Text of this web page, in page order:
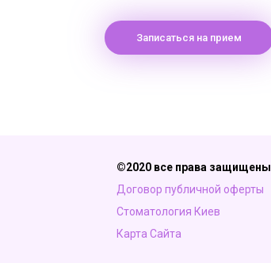
Записаться на прием
©2020 все права защищены
Договор публичной оферты
Стоматология Киев
Карта Сайта